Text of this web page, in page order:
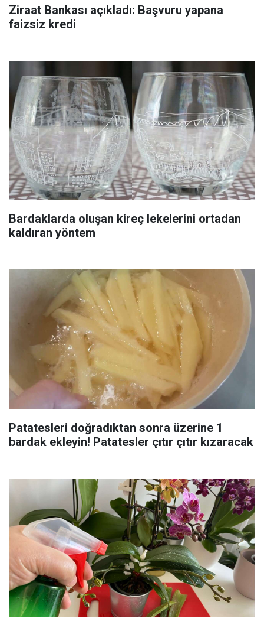
Ziraat Bankası açıkladı: Başvuru yapana
faizsiz kredi
Bardaklarda oluşan kireç lekelerini ortadan
kaldıran yöntem
Patatesleri doğradıktan sonra üzerine 1
bardak ekleyin! Patatesler çıtır çıtır kızaracak